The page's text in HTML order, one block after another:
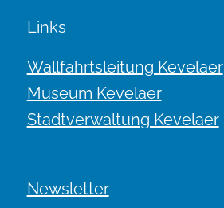
Links
Wallfahrtsleitung Kevelaer
Museum Kevelaer
Stadtverwaltung Kevelaer
Newsletter